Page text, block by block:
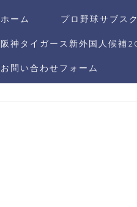
ホーム プロ野球サブス
阪神タイガース新外国人候補
お問い合わせフォーム